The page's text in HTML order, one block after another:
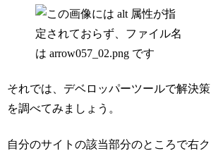
それでは、デベロッパーツールで解決策
を調べてみましょう。
自分のサイトの該当部分のところで右ク